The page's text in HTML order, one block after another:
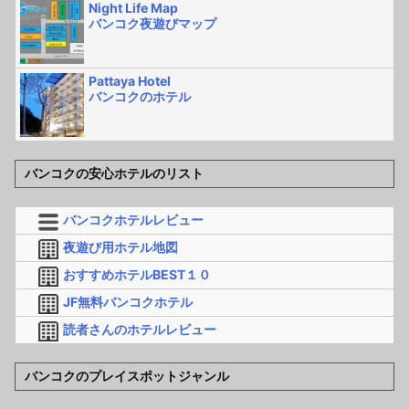
Night Life Map
バンコク夜遊びマップ
Pattaya Hotel
バンコクのホテル
バンコクの安心ホテルのリスト
バンコクホテルレビュー
夜遊び用ホテル地図
おすすめホテルBEST１０
JF無料バンコクホテル
読者さんのホテルレビュー
バンコクのプレイスポットジャンル